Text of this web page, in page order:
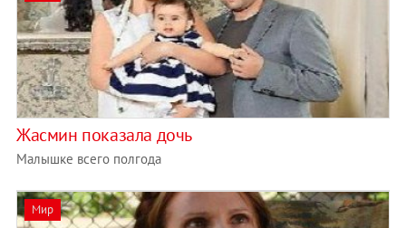
Жасмин показала дочь
Малышке всего полгода
Мир